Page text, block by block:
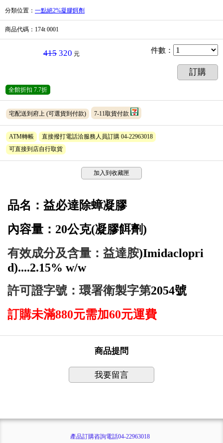
分類位置 ： 一點絕2%凝膠餌劑
商品代碼 ：174t 0001
415 320 元 件數 ：
訂購
全館折扣 7.7折
宅配送到府上 (可選貨到付款) 7-11取貨付款
ATM轉帳
直接撥打電話洽服務人員訂購 04-22963018
可直接到店自行取貨
加入到收藏匣
品名：益必達除蟑凝膠
內容量：20公克(凝膠餌劑)
有效成分及含量：益達胺)Imidaclopri
d)....2.15% w/w
許可證字號：環署衛製字第2054號
訂購未滿880元需加60元運費
商品提問
我要留言
產品訂購咨詢電話04-22963018